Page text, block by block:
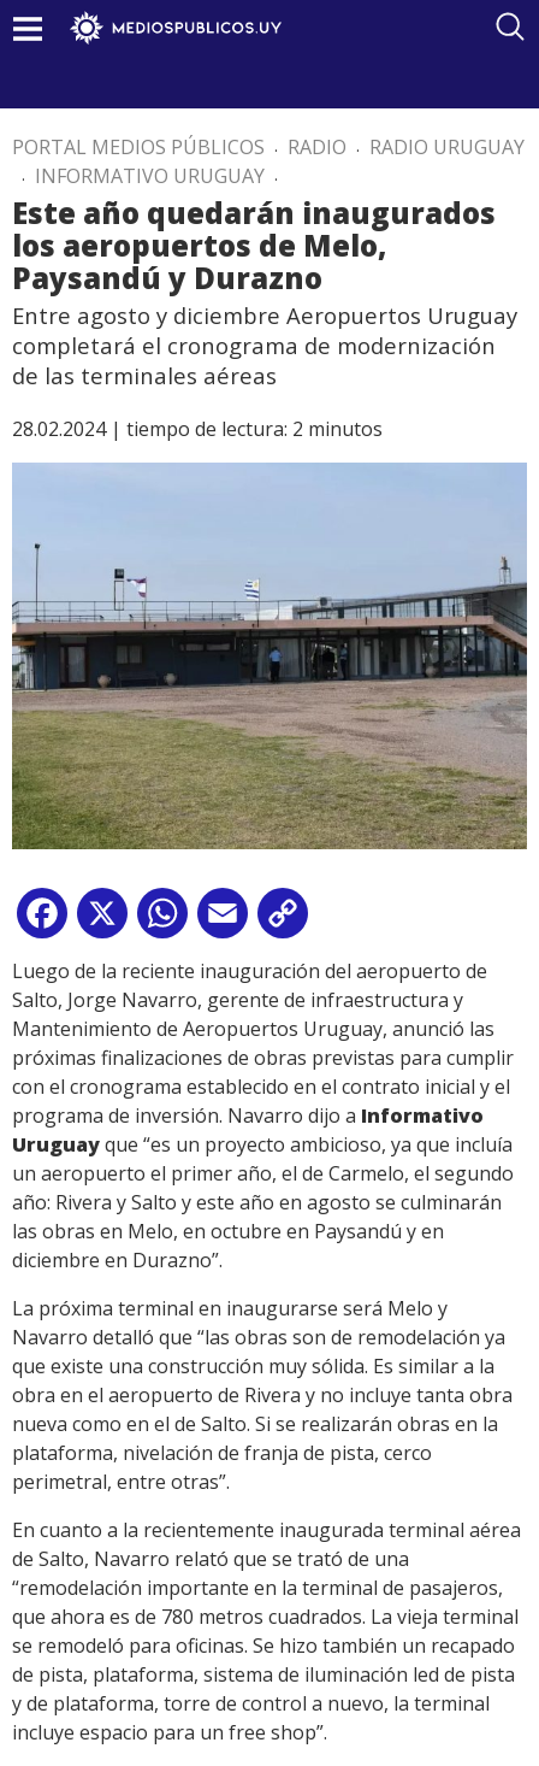
PORTAL MEDIOS PÚBLICOS . RADIO . RADIO URUGUAY
. INFORMATIVO URUGUAY .
Este año quedarán inaugurados
los aeropuertos de Melo,
Paysandú y Durazno
Entre agosto y diciembre Aeropuertos Uruguay
completará el cronograma de modernización
de las terminales aéreas
28.02.2024 | tiempo de lectura: 2 minutos
Facebook
X WhatsApp
Email
Link
Luego de la reciente inauguración del aeropuerto de
Salto, Jorge Navarro, gerente de infraestructura y
Mantenimiento de Aeropuertos Uruguay, anunció las
próximas finalizaciones de obras previstas para cumplir
con el cronograma establecido en el contrato inicial y el
programa de inversión. Navarro dijo a Informativo
Uruguayque “es un proyecto ambicioso, ya que incluía
un aeropuerto el primer año, el de Carmelo, el segundo
año: Rivera y Salto y este año en agosto se culminarán
las obras en Melo, en octubre en Paysandú y en
diciembre en Durazno”.
La próxima terminal en inaugurarse será Melo y
Navarro detalló que “las obras son de remodelación ya
que existe una construcción muy sólida. Es similar a la
obra en el aeropuerto de Rivera y no incluye tanta obra
nueva como en el de Salto. Si se realizarán obras en la
plataforma, nivelación de franja de pista, cerco
perimetral, entre otras”.
En cuanto a la recientemente inaugurada terminal aérea
de Salto, Navarro relató que se trató de una
“remodelación importante en la terminal de pasajeros,
que ahora es de 780 metros cuadrados. La vieja terminal
se remodeló para oficinas. Se hizo también un recapado
de pista, plataforma, sistema de iluminación led de pista
y de plataforma, torre de control a nuevo, la terminal
incluye espacio para un free shop”.